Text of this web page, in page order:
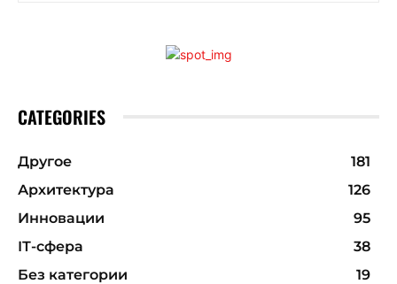
CATEGORIES
Другое
181
Архитектура
126
Инновации
95
ІТ-сфера
38
Без категории
19